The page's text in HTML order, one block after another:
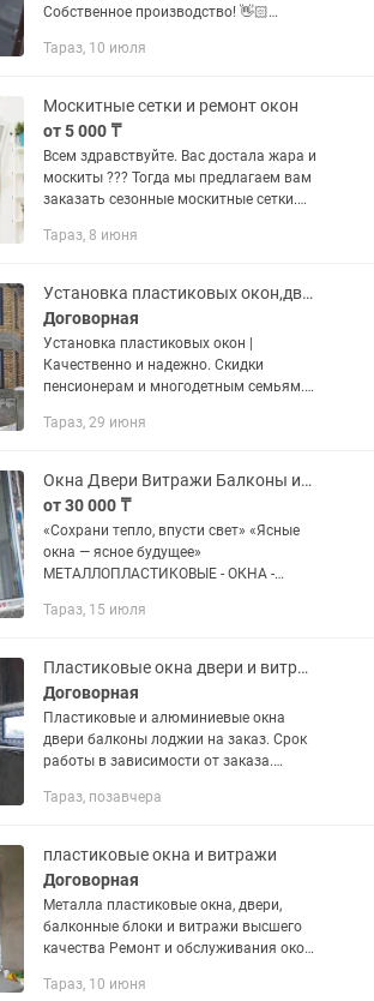
Coбcтвeннoe пpоизводствo! 👋🏻
прoдаю и устaнавливaю мoскитныe
и...
Тараз, 10 июля
Москитные сетки и ремонт окон
от 5 000 ₸
Всем здравствуйте. Вас достала жара и
москиты ??? Тогда мы предлагаем вам
заказать сезонные москитные сетки.
москитные сетки. Сделаем качественно
Тараз, 8 июня
Установка пластиковых окон,дверей
Договорная
Установка пластиковых окон |
Качественно и надежно. Скидки
пенсионерам и многодетным семьям.
Инстаграм: Предлагаем
пластиковых окон любой...
Тараз, 29 июня
Окна Двери Витражи Балконы из ПВХ
от 30 000 ₸
«Сохрани тепло, впусти свет» «Ясные
окна — ясное будущее»
МЕТАЛЛОПЛАСТИКОВЫЕ - ОКНА -
Окна из ПВХ обеспечивают дому
шумоизоляцию, а также...
Тараз, 15 июля
Пластиковые окна двери и витражи
Договорная
Пластиковые и алюминиевые окна
двери балконы лоджии на заказ. Срок
работы в зависимости от заказа.
бесплатно на 12 месяцев. Большой
Тараз, позавчера
пластиковые окна и витражи
Договорная
Металла пластиковые окна, двери,
балконные блоки и витражи высшего
качества Ремонт и обслуживания окон
Гарантия обслуживания Гарантия на
Тараз, 10 июня